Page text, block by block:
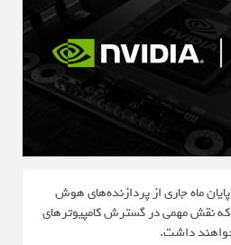
ماه جاری از پردازنده‌های هوش
نقش مهمی در گسترش کامپیوترهای
داشت.